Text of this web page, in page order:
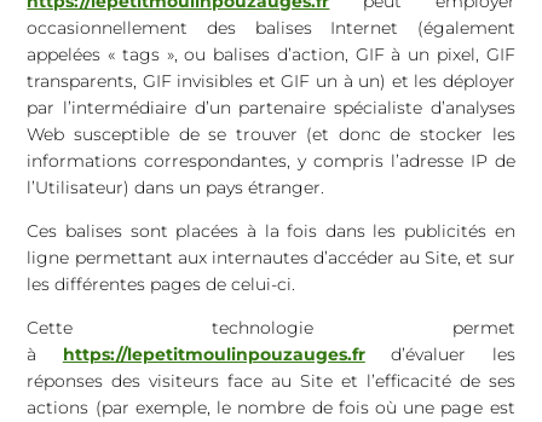
occasionnellement des balises Internet (également
appelées « tags », ou balises d’action, GIF à un pixel, GIF
transparents, GIF invisibles et GIF un à un) et les déployer
par l’intermédiaire d’un partenaire spécialiste d’analyses
Web susceptible de se trouver (et donc de stocker les
informations correspondantes, y compris l’adresse IP de
l’Utilisateur) dans un pays étranger.
Ces balises sont placées à la fois dans les publicités en
ligne permettant aux internautes d’accéder au Site, et sur
les différentes pages de celui-ci.
Cette technologie permet
à
https://lepetitmoulinpouzauges.fr
d’évaluer les
réponses des visiteurs face au Site et l’efficacité de ses
actions (par exemple, le nombre de fois où une page est